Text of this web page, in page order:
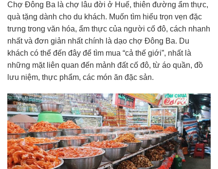
Chợ Đông Ba là chợ lâu đời ở Huế, thiên đường ẩm thực,
quà tặng dành cho du khách. Muốn tìm hiểu trọn vẹn đặc
trưng trong văn hóa, ẩm thực của người cố đô, cách nhanh
nhất và đơn giản nhất chính là dạo chợ Đông Ba. Du
khách có thể đến đây để tìm mua “cả thế giới”, nhất là
những mặt liên quan đến mảnh đất cố đô, từ áo quần, đồ
lưu niệm, thực phẩm, các món ăn đặc sản.